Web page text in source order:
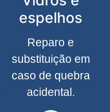
espelhos
Reparo e
substituição em
caso de quebra
acidental.